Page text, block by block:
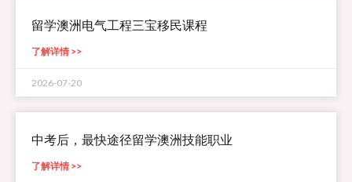
留学澳洲电气工程三宝移民课程
了解详情 >>
2026-07-20
中考后，最快途径留学澳洲技能职业
了解详情 >>